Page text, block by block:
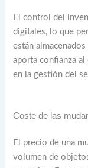
El control del
digitales, lo que
están
aporta confianza al
en la gestión del
Coste de las
El precio de una
volumen de